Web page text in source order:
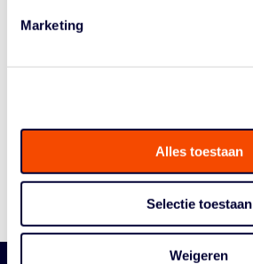
Marketing
Alles toestaan
Selectie toestaan
Weigeren
Historie
Bestuur En Commissies
Reglementen